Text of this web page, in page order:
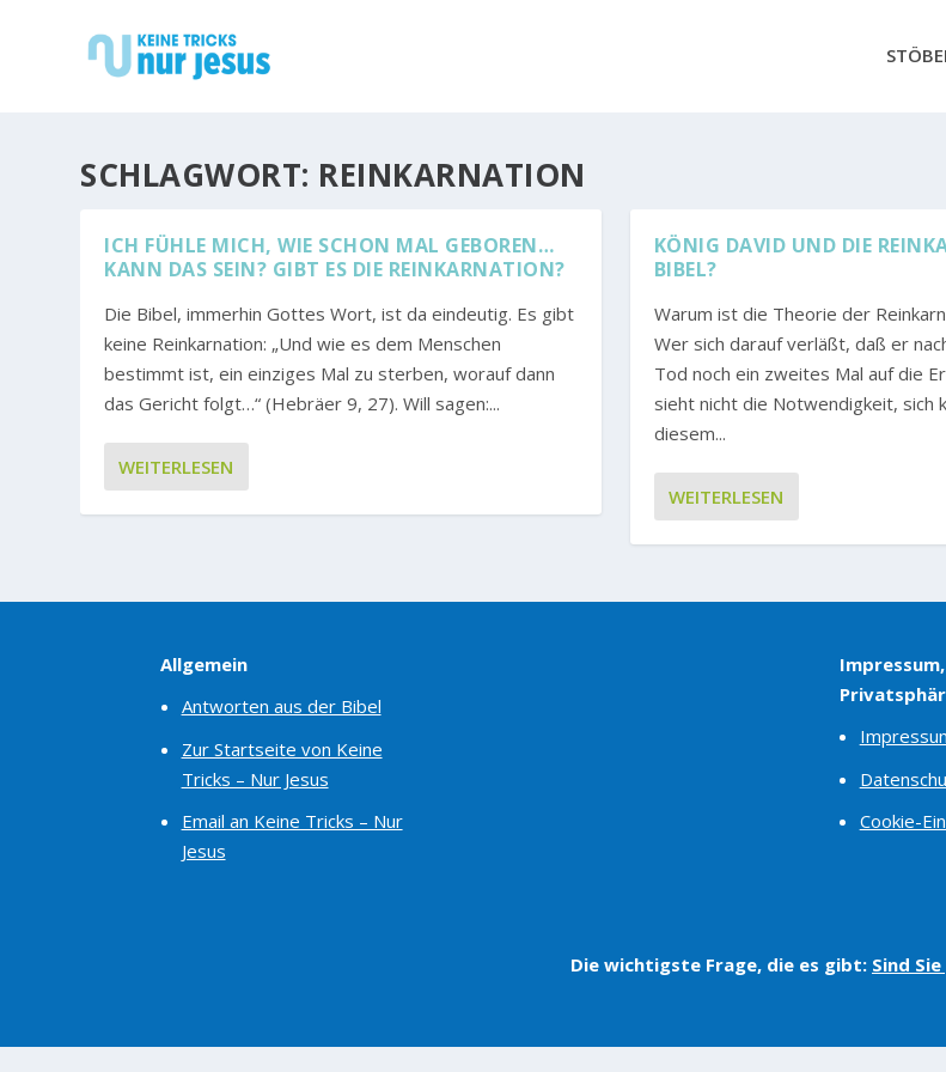
SCHLAGWORT: REINKARNATION
ICH FÜHLE MICH, WIE SCHON MAL GEBOREN…
KANN DAS SEIN? GIBT ES DIE REINKARNATION?
Die Bibel, immerhin Gottes Wort, ist da eindeutig. Es gibt
keine Reinkarnation: „Und wie es dem Menschen
bestimmt ist, ein einziges Mal zu sterben, worauf dann
das Gericht folgt…“ (Hebräer 9, 27). Will sagen:...
WEITERLESEN
KÖNIG DAVID UND DIE
BIBEL?
Warum ist die Theorie der
Wer sich darauf verläßt, daß er
Tod noch ein zweites Mal auf die
sieht nicht die Notwendigkeit, sich
diesem...
WEITERLESEN
Allgemein
Antworten aus der Bibel
Zur Startseite von Keine
Tricks – Nur Jesus
Email an Keine Tricks – Nur
Jesus
Cookie-
Die wichtigste Frage, die es gibt: Sind